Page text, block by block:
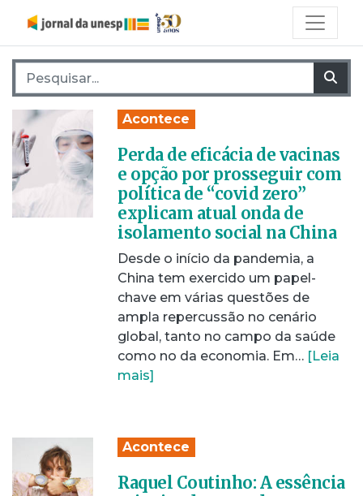
Pesquisar por:
Acontece
Perda de eficácia de vacinas
e opção por prosseguir com
política de “covid zero”
explicam atual onda de
isolamento social na China
Desde o início da pandemia, a
China tem exercido um papel-
chave em várias questões de
ampla repercussão no cenário
global, tanto no campo da saúde
como no da economia. Em… [Leia
mais]
Acontece
Raquel Coutinho: A essência